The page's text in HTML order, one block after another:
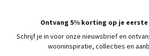
Ontvang 5% korting op je
Schrijf je in voor onze nieuwsbrief en
wooninspiratie, collecties en